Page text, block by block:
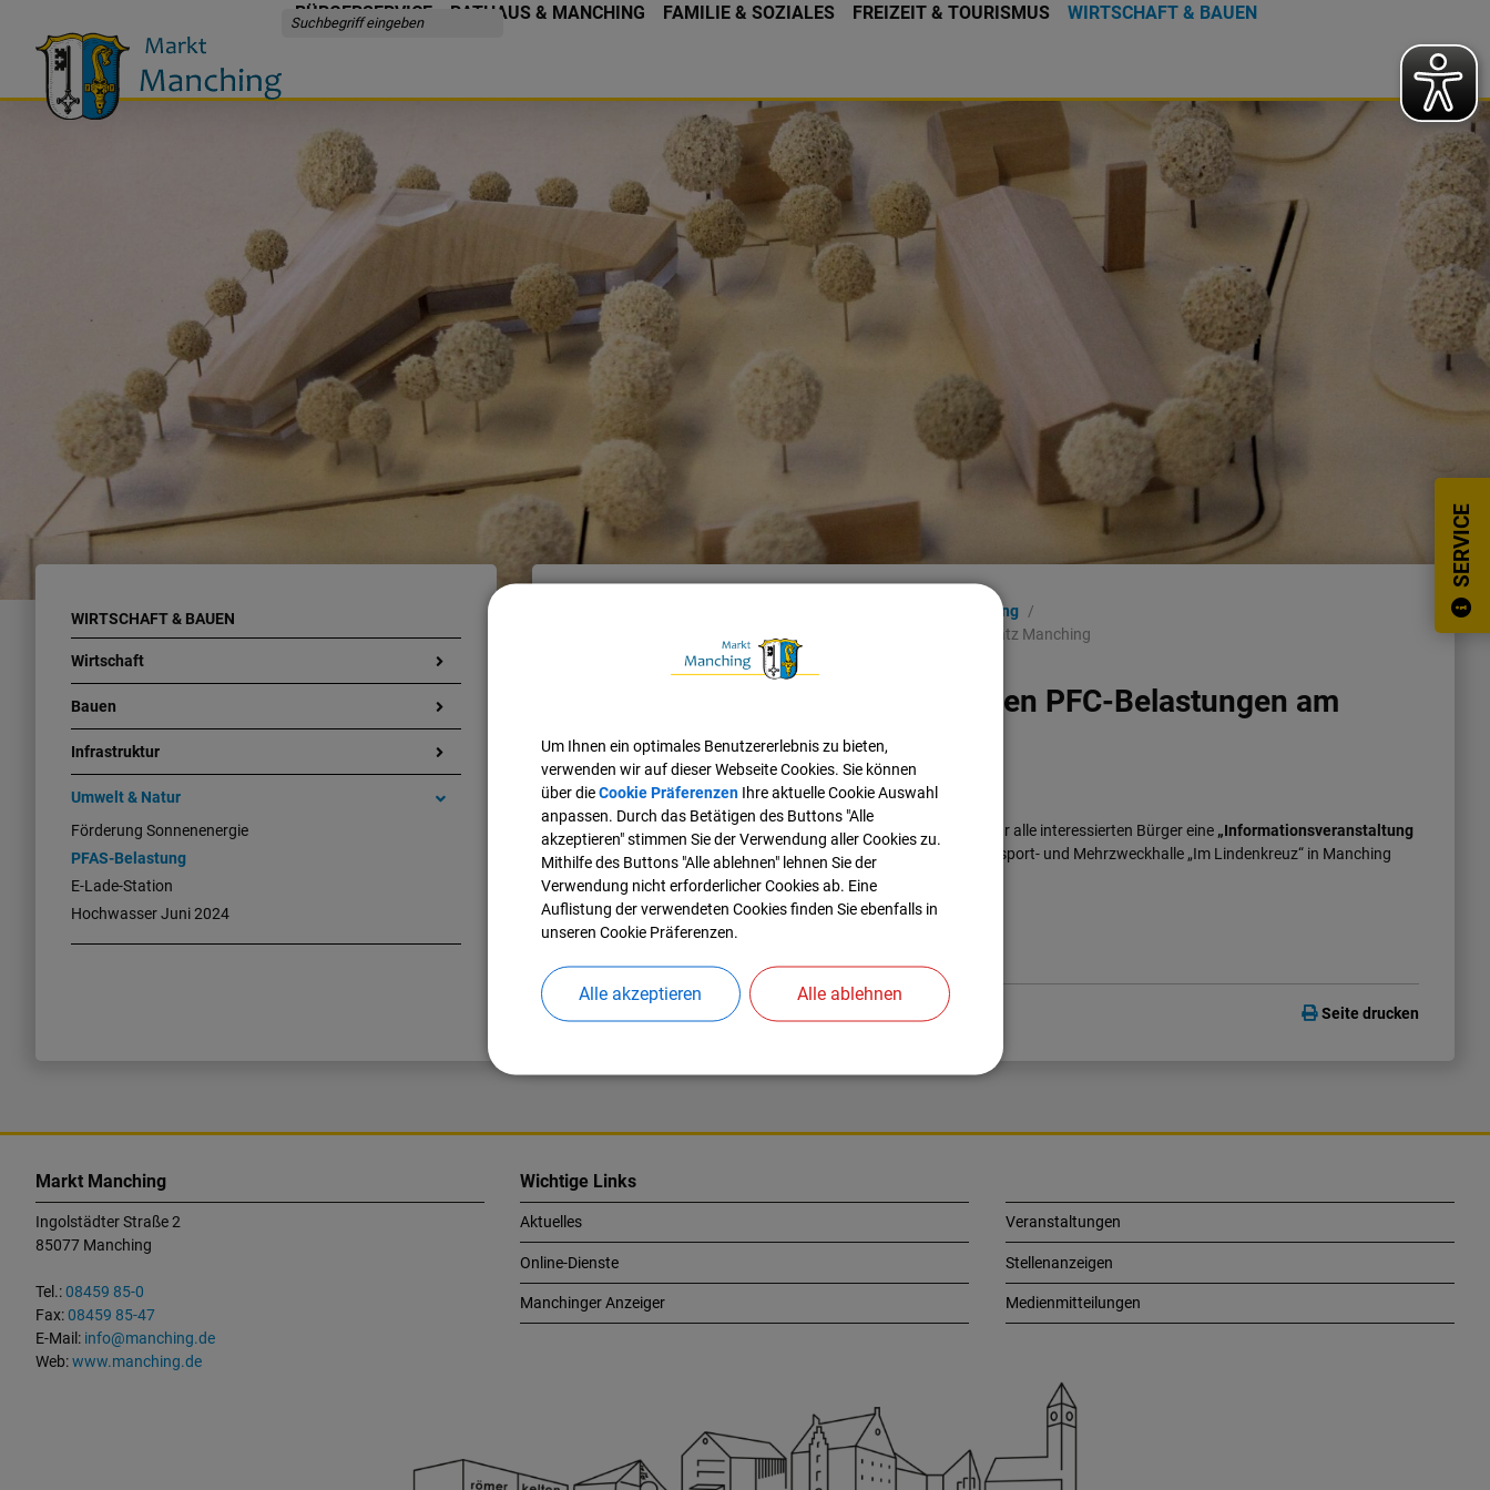
BÜRGERSERVICE RATHAUS & MANCHING FAMILIE & SOZIALES FREIZEIT & TOURISMUS WIRTSCHAFT & BAUEN
SERVICE
WIRTSCHAFT & BAUEN
Wirtschaft
Bauen
Infrastruktur
Umwelt & Natur
Förderung Sonnenenergie
PFAS-Belastung
E-Lade-Station
Hochwasser Juni 2024
PFAS-Belastung
Informationsveranstaltung zu den PFC-Belastungen am Flugplatz Manching
Informationsveranstaltung zu den PFC-Belastungen am
Flugplatz Manching
Vorankündigung
Am Donnerstag, den 16. November 2017 , findet ab 19:00 Uhr für alle interessierten Bürger eine „Informationsveranstaltung
zu den PFC-Belastungen am Flugplatz Manching“
in der Schulsport- und Mehrzweckhalle „Im Lindenkreuz“ in Manching
statt.
Dazu wird vom Landratsamt Pfaffenhofen herzlich eingeladen.
Seite drucken
Markt Manching
Ingolstädter Straße 2
85077 Manching
Tel.:08459 85-0
Fax:08459 85-47
E-Mail: info@manching.de
Web:www.manching.de
Wichtige Links
Aktuelles
Online-Dienste
Manchinger Anzeiger
Veranstaltungen
Stellenanzeigen
Medienmitteilungen
Um Ihnen ein optimales Benutzererlebnis zu bieten,
verwenden wir auf dieser Webseite Cookies. Sie können
über dieCookie PräferenzenIhre aktuelle Cookie Auswahl
anpassen. Durch das Betätigen des Buttons "Alle
akzeptieren" stimmen Sie der Verwendung aller Cookies zu.
Mithilfe des Buttons "Alle ablehnen" lehnen Sie der
Verwendung nicht erforderlicher Cookies ab. Eine
Auflistung der verwendeten Cookies finden Sie ebenfalls in
unseren Cookie Präferenzen.
Alle akzeptieren Alle ablehnen